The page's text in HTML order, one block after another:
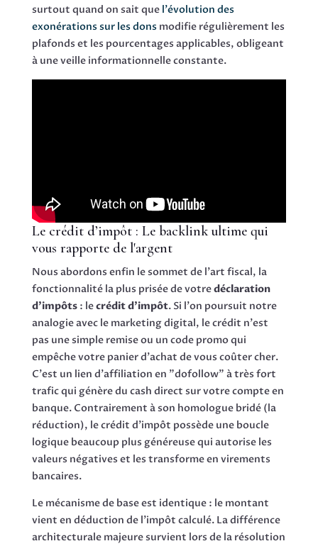
surtout quand on sait que l'évolution des
exonérations sur les donsmodifie régulièrement les
plafonds et les pourcentages applicables, obligeant
à une veille informationnelle constante.
Le crédit d’impôt : Le backlink ultime qui
vous rapporte de l'argent
Nous abordons enfin le sommet de l'art fiscal, la
fonctionnalité la plus prisée de votredéclaration
d’impôts: lecrédit d’impôt. Si l'on poursuit notre
analogie avec le marketing digital, le crédit n'est
pas une simple remise ou un code promo qui
empêche votre panier d'achat de vous coûter cher.
C'est un lien d'affiliation en "dofollow" à très fort
trafic qui génère du cash direct sur votre compte en
banque. Contrairement à son homologue bridé (la
réduction), le crédit d'impôt possède une boucle
logique beaucoup plus généreuse qui autorise les
valeurs négatives et les transforme en virements
bancaires.
Le mécanisme de base est identique : le montant
vient en déduction de l’impôt calculé. La différence
architecturale majeure survient lors de la résolution